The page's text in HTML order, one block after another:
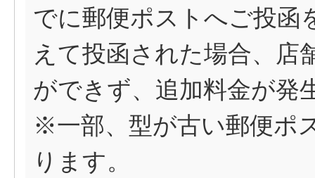
でに郵便ポストへご投函
えて投函された場合、店
ができず、追加料金が発
※一部、型が古い郵便ポ
ります。